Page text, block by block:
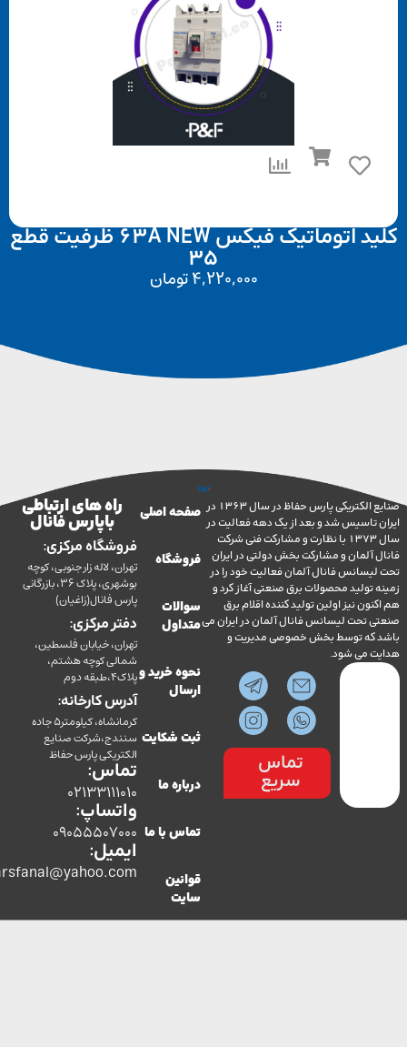
کلید اتوماتیک فیکس 63A NEW ظرفیت قطع
4,220,000تومان
صنایع الکتریکی پارس حفاظ در سال 1363 در
شد و بعد از یک دهه فعالیت در
سال 1373 با نظارت و مشارکت فنی شرکت
و مشارکت بخش دولتی در ایران
فانال آلمان فعالیت خود را در
محصولات برق صنعتی آغاز کرد و
نیز اولین تولید کننده اقلام برق
لیسانس فانال آلمان در ایران می
توسط بخش خصوصی مدیریت و
می شود.
تماس
سریع
صفحه اصلی
فروشگاه
سوالات
متداول
نحوه خرید و
ثبت شکایت
درباره ما
تماس با ما
قوانین
راه های ارتباطی
با پارس فانال
فروشگاه مرکزی:
تهران، لاله زار جنوبی، کوچه
بوشهری، پلاک 36، بازرگانی
پارس فانال(زاغیان)
دفتر مرکزی:
تهران، خیابان فلسطین،
شمالی کوچه هشتم،
پلاک4،طبقه دوم
آدرس کارخانه:
کرمانشاه، کیلومتر5 جاده
سنندج،شرکت صنایع
الکتریکی پارس حفاظ
تماس:
02133111010
واتساپ:
09055507000
ایمیل:
co.parsfanal@yahoo.com